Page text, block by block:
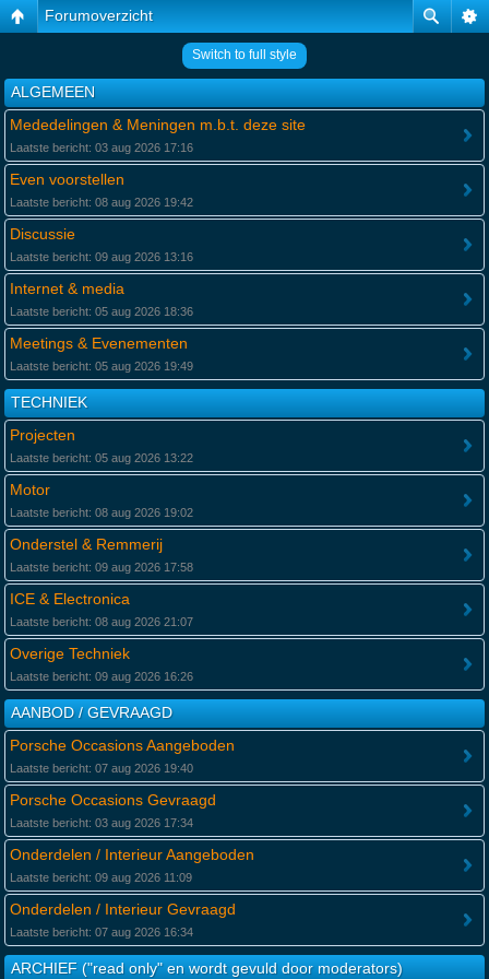
Forumoverzicht
Switch to full style
ALGEMEEN
Mededelingen & Meningen m.b.t. deze site
Laatste bericht: 03 aug 2026 17:16
Even voorstellen
Laatste bericht: 08 aug 2026 19:42
Discussie
Laatste bericht: 09 aug 2026 13:16
Internet & media
Laatste bericht: 05 aug 2026 18:36
Meetings & Evenementen
Laatste bericht: 05 aug 2026 19:49
TECHNIEK
Projecten
Laatste bericht: 05 aug 2026 13:22
Motor
Laatste bericht: 08 aug 2026 19:02
Onderstel & Remmerij
Laatste bericht: 09 aug 2026 17:58
ICE & Electronica
Laatste bericht: 08 aug 2026 21:07
Overige Techniek
Laatste bericht: 09 aug 2026 16:26
AANBOD / GEVRAAGD
Porsche Occasions Aangeboden
Laatste bericht: 07 aug 2026 19:40
Porsche Occasions Gevraagd
Laatste bericht: 03 aug 2026 17:34
Onderdelen / Interieur Aangeboden
Laatste bericht: 09 aug 2026 11:09
Onderdelen / Interieur Gevraagd
Laatste bericht: 07 aug 2026 16:34
ARCHIEF ("read only" en wordt gevuld door moderators)